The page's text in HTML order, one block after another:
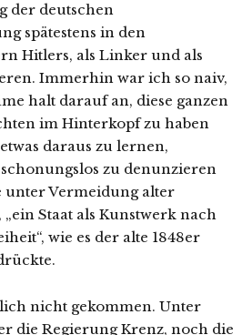
der deutschen
spätestens in den
Hitlers, als Linker und als
Immerhin war ich so naiv,
halt darauf an, diese ganzen
im Hinterkopf zu haben
daraus zu lernen,
zu denunzieren
unter Vermeidung alter
Staat als Kunstwerk nach
wie es der alte 1848er
nicht gekommen. Unter
die Regierung Krenz, noch die